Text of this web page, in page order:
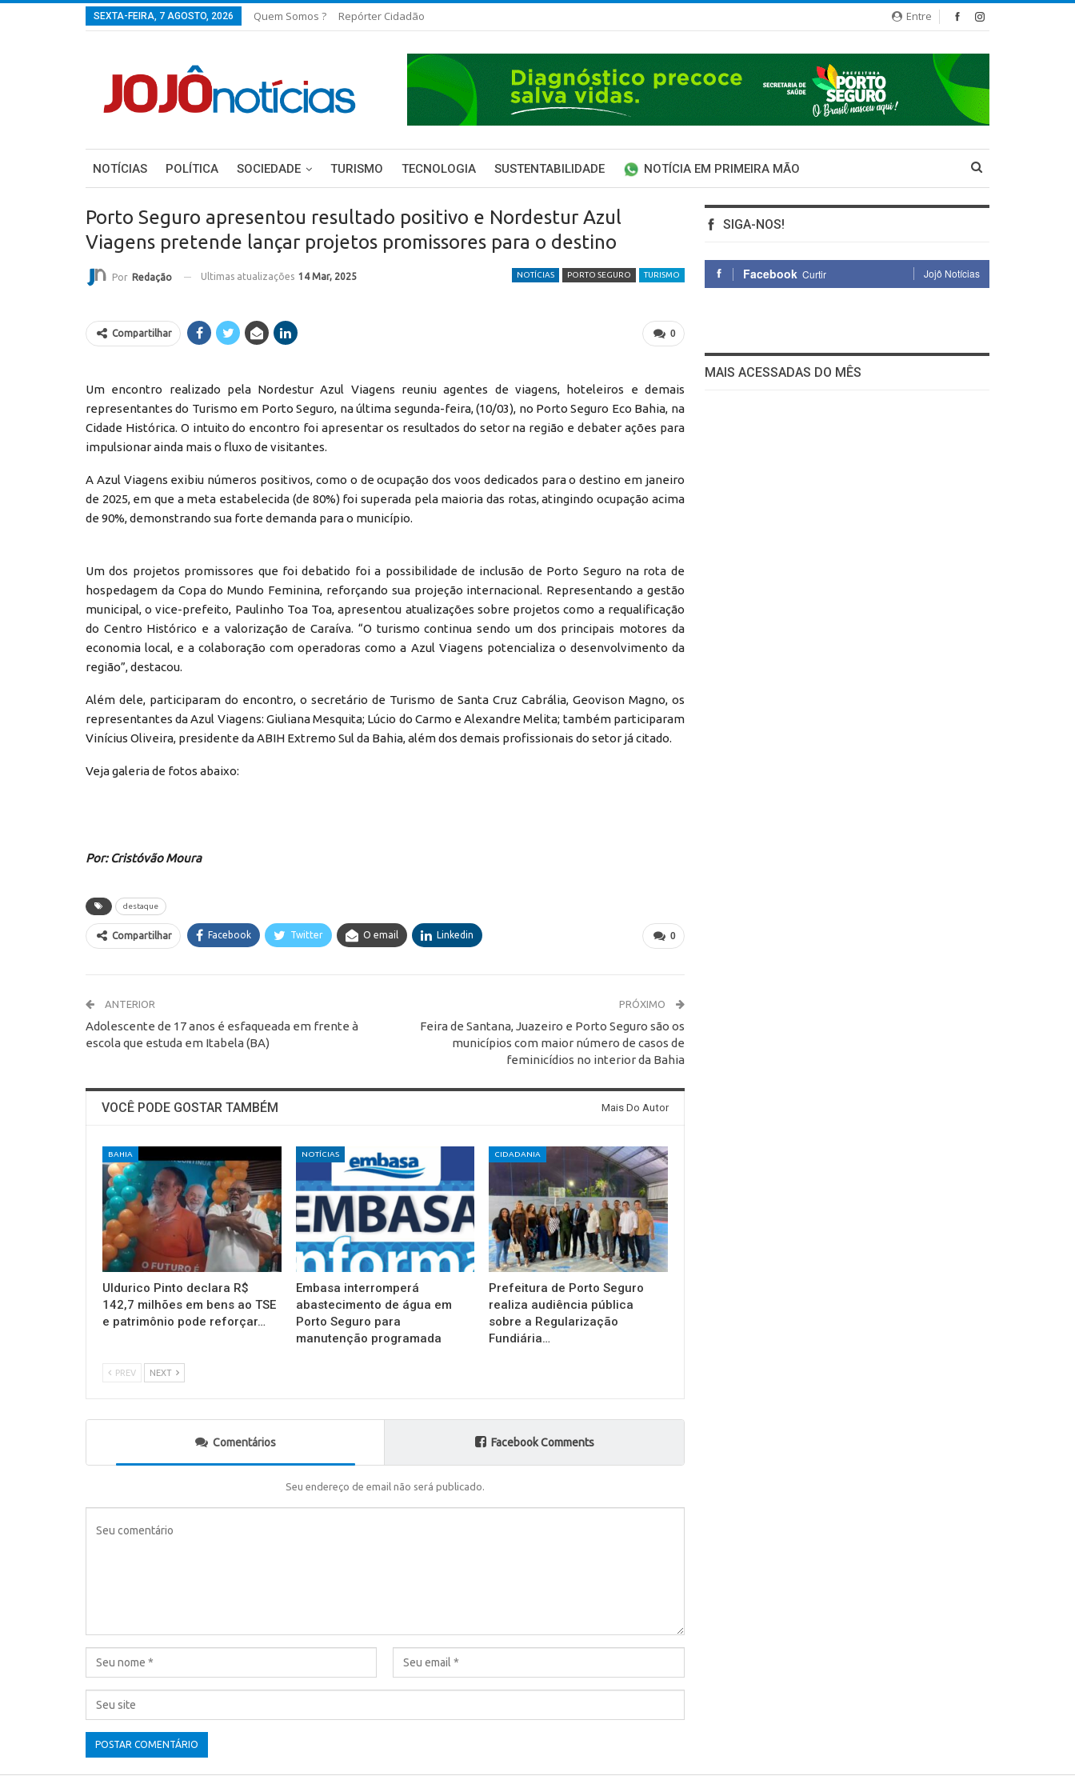
Entre
SEXTA-FEIRA, 7 AGOSTO, 2026 Quem Somos ? Repórter Cidadão
NOTÍCIAS POLÍTICA SOCIEDADE TURISMO TECNOLOGIA SUSTENTABILIDADE NOTÍCIA EM PRIMEIRA MÃO
Porto Seguro apresentou resultado positivo e Nordestur Azul
Viagens pretende lançar projetos promissores para o destino
NOTÍCIAS PORTO SEGURO TURISMO
Por Redação Ultimas atualizações 14 Mar, 2025
0
Compartilhar
Um encontro realizado pela Nordestur Azul Viagens reuniu agentes de viagens, hoteleiros e demais
representantes do Turismo em Porto Seguro, na última segunda-feira, (10/03), no Porto Seguro Eco Bahia, na
Cidade Histórica. O intuito do encontro foi apresentar os resultados do setor na região e debater ações para
impulsionar ainda mais o fluxo de visitantes.
A Azul Viagens exibiu números positivos, como o de ocupação dos voos dedicados para o destino em janeiro
de 2025, em que a meta estabelecida (de 80%) foi superada pela maioria das rotas, atingindo ocupação acima
de 90%, demonstrando sua forte demanda para o município.
Um dos projetos promissores que foi debatido foi a possibilidade de inclusão de Porto Seguro na rota de
hospedagem da Copa do Mundo Feminina, reforçando sua projeção internacional. Representando a gestão
municipal, o vice-prefeito, Paulinho Toa Toa, apresentou atualizações sobre projetos como a requalificação
do Centro Histórico e a valorização de Caraíva. “O turismo continua sendo um dos principais motores da
economia local, e a colaboração com operadoras como a Azul Viagens potencializa o desenvolvimento da
região”, destacou.
Além dele, participaram do encontro, o secretário de Turismo de Santa Cruz Cabrália, Geovison Magno, os
representantes da Azul Viagens: Giuliana Mesquita; Lúcio do Carmo e Alexandre Melita; também participaram
Vinícius Oliveira, presidente da ABIH Extremo Sul da Bahia, além dos demais profissionais do setor já citado.
Veja galeria de fotos abaixo:
Por: Cristóvão Moura
destaque
0
Compartilhar Facebook Twitter O email Linkedin
ANTERIOR
Adolescente de 17 anos é esfaqueada em frente à
escola que estuda em Itabela (BA)
PRÓXIMO
Feira de Santana, Juazeiro e Porto Seguro são os
municípios com maior número de casos de
feminicídios no interior da Bahia
VOCÊ PODE GOSTAR TAMBÉM Mais Do Autor
BAHIA
Uldurico Pinto declara R$
142,7 milhões em bens ao TSE
e patrimônio pode reforçar…
NOTÍCIAS
Embasa interromperá
abastecimento de água em
Porto Seguro para
manutenção programada
CIDADANIA
Prefeitura de Porto Seguro
realiza audiência pública
sobre a Regularização
Fundiária…
PREV NEXT
Comentários Facebook Comments
Seu endereço de email não será publicado.
SIGA-NOS!
Facebook Curtir Jojô Notícias
MAIS ACESSADAS DO MÊS